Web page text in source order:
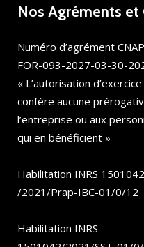
Nos Agréments
Numéro d’agrément
FOR-093-2027-03-30-
« L’autorisation
confère aucune
l’entreprise ou aux
qui en bénéficient »
Habilitation INRS
/2021/Prap-IBC-01/0/12
Habilitation INRS